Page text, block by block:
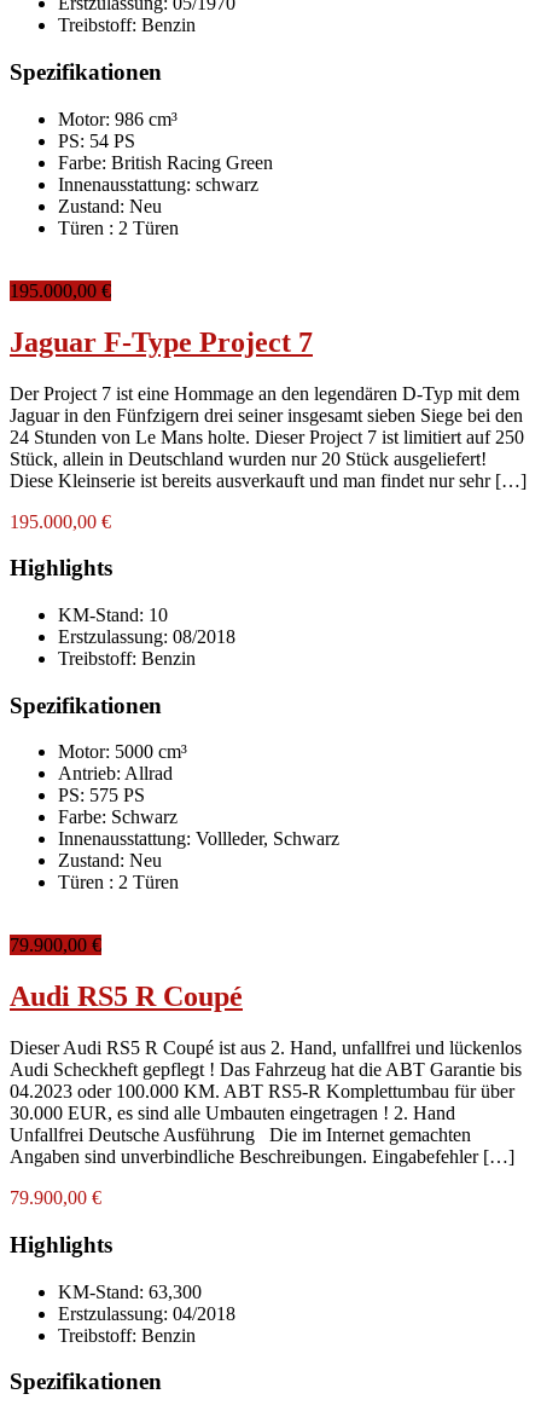
Treibstoff: Benzin
Spezifikationen
Motor: 986 cm³
PS: 54 PS
Farbe: British Racing Green
Innenausstattung: schwarz
Zustand: Neu
Türen : 2 Türen
195.000,00 €
Jaguar F-Type Project 7
Der Project 7 ist eine Hommage an den legendären D-Typ mit dem
Jaguar in den Fünfzigern drei seiner insgesamt sieben Siege bei den
24 Stunden von Le Mans holte. Dieser Project 7 ist limitiert auf 250
Stück, allein in Deutschland wurden nur 20 Stück ausgeliefert!
Diese Kleinserie ist bereits ausverkauft und man findet nur sehr […]
195.000,00 €
Highlights
KM-Stand: 10
Erstzulassung: 08/2018
Treibstoff: Benzin
Spezifikationen
Motor: 5000 cm³
Antrieb: Allrad
PS: 575 PS
Farbe: Schwarz
Innenausstattung: Vollleder, Schwarz
Zustand: Neu
Türen : 2 Türen
79.900,00 €
Audi RS5 R Coupé
Dieser Audi RS5 R Coupé ist aus 2. Hand, unfallfrei und lückenlos
Audi Scheckheft gepflegt ! Das Fahrzeug hat die ABT Garantie bis
04.2023 oder 100.000 KM. ABT RS5-R Komplettumbau für über
30.000 EUR, es sind alle Umbauten eingetragen ! 2. Hand
Unfallfrei Deutsche Ausführung Die im Internet gemachten
Angaben sind unverbindliche Beschreibungen. Eingabefehler […]
79.900,00 €
Highlights
KM-Stand: 63,300
Erstzulassung: 04/2018
Treibstoff: Benzin
Spezifikationen